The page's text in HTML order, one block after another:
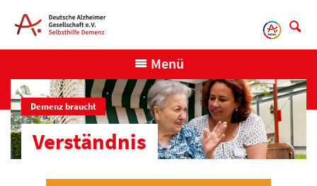
Menü
Demenz braucht
Verständnis